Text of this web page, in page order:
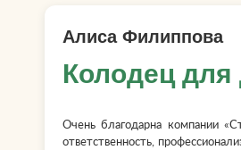
Алиса Филиппова
Колодец для
Очень благодарна компании
ответственность,